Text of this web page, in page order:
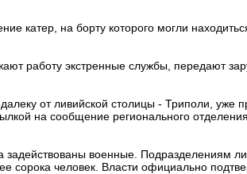
катер, на борту которого могли
работу экстренные службы, передают
от ливийской столицы - Триполи, уже
на сообщение регионального
задействованы военные. Подразделениям
сорока человек. Власти официально